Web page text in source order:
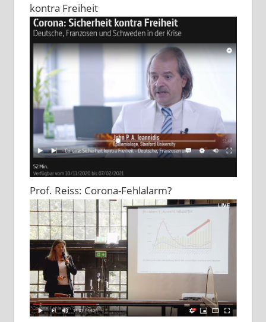
kontra Freiheit
Prof. Reiss: Corona-Fehlalarm?